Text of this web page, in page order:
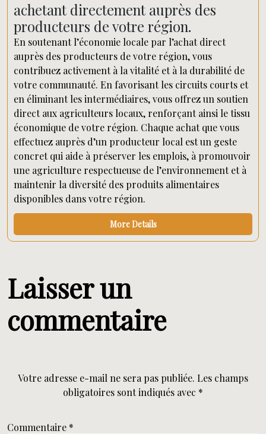
achetant directement auprès des
producteurs de votre région.
En soutenant l’économie locale par l’achat direct
auprès des producteurs de votre région, vous
contribuez activement à la vitalité et à la durabilité de
votre communauté. En favorisant les circuits courts et
en éliminant les intermédiaires, vous offrez un soutien
direct aux agriculteurs locaux, renforçant ainsi le tissu
économique de votre région. Chaque achat que vous
effectuez auprès d’un producteur local est un geste
concret qui aide à préserver les emplois, à promouvoir
une agriculture respectueuse de l’environnement et à
maintenir la diversité des produits alimentaires
disponibles dans votre région.
More Details
Laisser un
commentaire
Votre adresse e-mail ne sera pas publiée. Les champs
obligatoires sont indiqués avec *
Commentaire *